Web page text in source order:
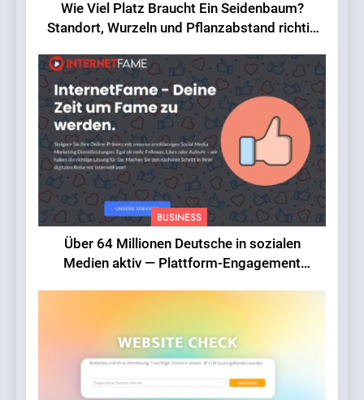
Wie Viel Platz Braucht Ein Seidenbaum?
Standort, Wurzeln und Pflanzabstand richtig
BUSINESS
Über 64 Millionen Deutsche in sozialen
Medien aktiv — Plattform-Engagement